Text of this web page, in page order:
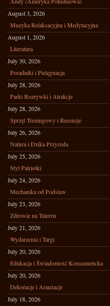
August 3, 2026
Muzyka Relaksacyjna i Medytacyjna
August 1, 2026
Literatura
July 30, 2026
Poradniki i Pielęgnacja
July 28, 2026
Parki Rozrywki i Atrakcje
July 28, 2026
Sprzęt Treningowy i Recenzje
July 26, 2026
Natura i Dzika Przyroda
July 25, 2026
Styl Patriotki
July 24, 2026
Mechanika od Podstaw
July 23, 2026
Zdrowie na Talerzu
July 21, 2026
Wydarzenia i Targi
July 20, 2026
Edukacja i Świadomość Konsumencka
July 20, 2026
Dekoracje i Aranżacje
July 18, 2026